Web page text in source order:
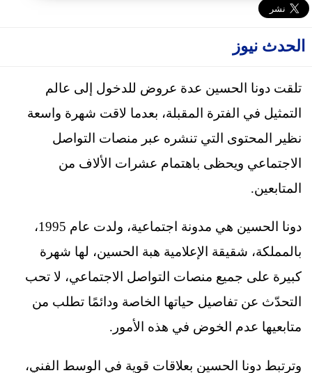
الحدث نيوز
تلقت دونا الحسين عدة عروض للدخول إلى عالم
التمثيل في الفترة المقبلة، بعدما لاقت شهرة واسعة
نظير المحتوى التي تنشره عبر منصات التواصل
الاجتماعي ويحظى باهتمام عشرات الألاف من
المتابعين.
دونا الحسين هي مدونة اجتماعية، ولدت عام 1995،
بالمملكة، شقيقة الإعلامية هبة الحسين، لها شهرة
كبيرة على جميع منصات التواصل الاجتماعي، لا تحب
التحدّث عن تفاصيل حياتها الخاصة ودائمًا تطلب من
متابعيها عدم الخوض في هذه الأمور.
وترتبط دونا الحسين بعلاقات قوية في الوسط الفني،